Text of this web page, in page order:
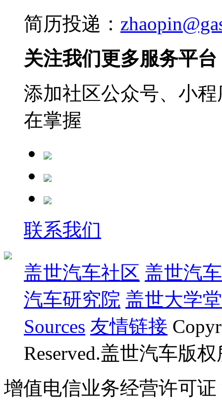
简历投递：
关注我们更多服务平台
添加社区公众号、小
在掌握
联系我们
盖世汽车社区 盖世汽
汽车研究院 盖世大学堂
Sources 友情链接
Reserved.盖世汽车版
增值电信业务经营许可证